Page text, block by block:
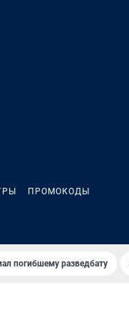
ПРОМОКОДЫ
погибшему разведбату